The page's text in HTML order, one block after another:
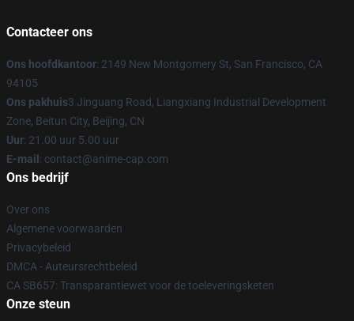
Contacteer ons
Ons hoofdkantoor: 2149 New Montgomery St, San Francisco, CA
94105
Ons pakhuis3 Jinguang Road, Liangxiang Industrial Development
Zone, Beitun City, Beijing, CN
Uur: 21.00 uur 5.00 uur
E-mail : contact@anime-cap.com
Ons bedrijf
Over ons
Algemene voorwaarden
Privacybeleid
DMCA - Auteursrechtbeleid
CA SB657: Transparantiewet voor de toeleveringsketen
Onze steun